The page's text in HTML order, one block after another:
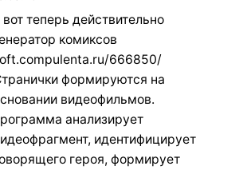
вот теперь действительно
комиксов
666850/
формируются на
видеофильмов.
анализирует
идентифицирует
героя, формирует